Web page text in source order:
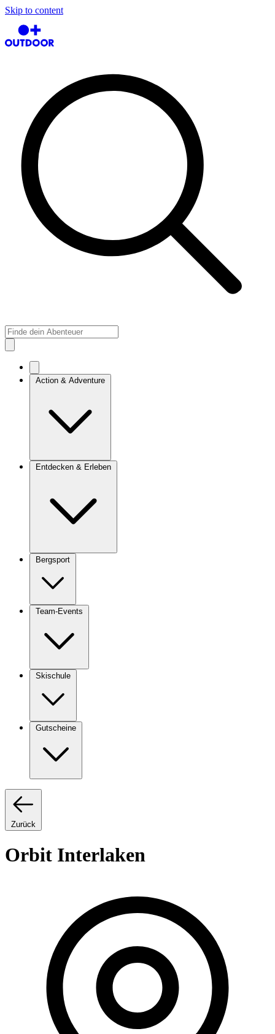
Skip to content
Action & Adventure
Entdecken & Erleben
Bergsport
Team-Events
Skischule
Gutscheine
Zurück
Orbit Interlaken